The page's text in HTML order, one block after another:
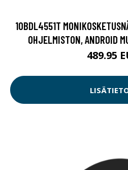
10BDL4551T
OHJELMISTON, ANDROID
489.95